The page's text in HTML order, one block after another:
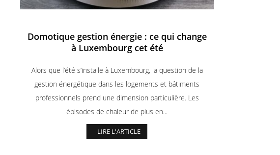
Domotique gestion énergie : ce qui change
à Luxembourg cet été
Alors que l’été s’installe à Luxembourg, la question de la
gestion énergétique dans les logements et bâtiments
professionnels prend une dimension particulière. Les
épisodes de chaleur de plus en...
LIRE L'ARTICLE